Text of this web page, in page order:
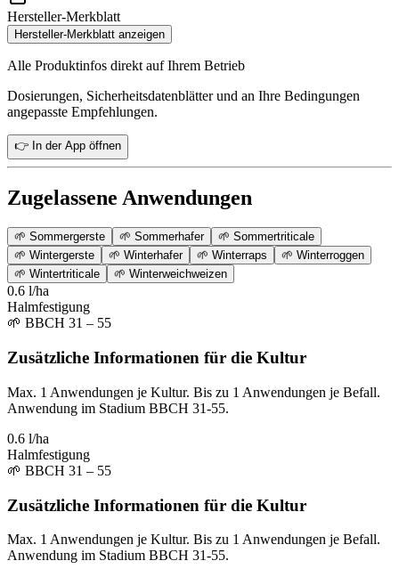
Hersteller-Merkblatt
Hersteller-Merkblatt anzeigen
Alle Produktinfos direkt auf Ihrem Betrieb
Dosierungen, Sicherheitsdatenblätter und an Ihre Bedingungen
angepasste Empfehlungen.
👉 In der App öffnen
Zugelassene Anwendungen
🌱 Sommergerste 🌱 Sommerhafer 🌱 Sommertriticale
🌱 Wintergerste 🌱 Winterhafer 🌱 Winterraps 🌱 Winterroggen
🌱 Wintertriticale 🌱 Winterweichweizen
0.6 l/ha
Halmfestigung
🌱 BBCH 31 – 55
Zusätzliche Informationen für die Kultur
Max. 1 Anwendungen je Kultur. Bis zu 1 Anwendungen je Befall.
Anwendung im Stadium BBCH 31-55.
0.6 l/ha
Halmfestigung
🌱 BBCH 31 – 55
Zusätzliche Informationen für die Kultur
Max. 1 Anwendungen je Kultur. Bis zu 1 Anwendungen je Befall.
Anwendung im Stadium BBCH 31-55.